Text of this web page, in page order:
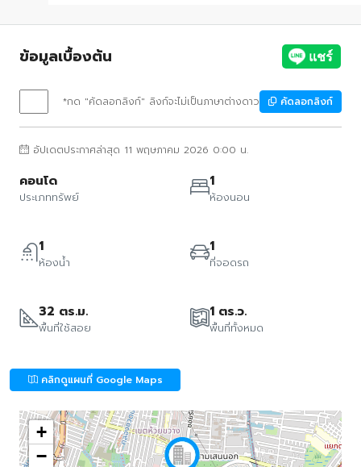
ข้อมูลเบื้องต้น
*กด "คัดลอกลิงก์" ลิงก์จะไม่เป็นภาษาต่างดาว คัดลอกลิงก์
อัปเดตประกาศล่าสุด 11 พฤษภาคม 2026 0:00 น.
คอนโด
ประเภททรัพย์
1
ห้องนอน
1
ห้องน้ำ
1
ที่จอดรถ
32 ตร.ม.
พื้นที่ใช้สอย
1 ตร.ว.
พื้นที่ทั้งหมด
คลิกดูแผนที่ Google Maps
+
−